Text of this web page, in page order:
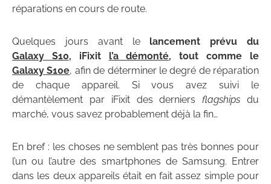
réparations en cours de route.
Quelques jours avant le lancement prévu du
Galaxy S10, iFixit l’a démonté, tout comme le
Galaxy S10e, afin de déterminer le degré de réparation
de chaque appareil. Si vous avez suivi le
démantèlement par iFixit des derniersflagships du
marché, vous savez probablement déjà la fin…
En bref : les choses ne semblent pas très bonnes pour
l’un ou l’autre des smartphones de Samsung. Entrer
dans les deux appareils était en fait assez simple pour